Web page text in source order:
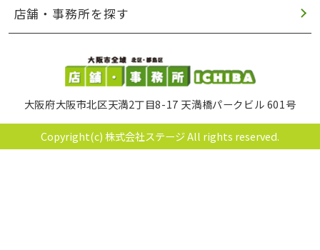
店舗・事務所を探す
大阪府大阪市北区天満2丁目8-17 天満橋パークビル 601号
Copyright(c) 株式会社ステージ All rights reserved.